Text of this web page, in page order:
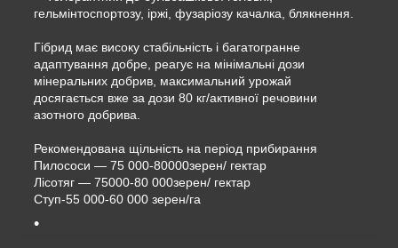
гельмінтоспортозу, іржі, фузаріозу качалка, блякнення.
Гібрид має високу стабільність і багатогранне
адаптування добре, реагує на мінімальні дози
мінеральних добрив, максимальний урожай
досягається вже за дози 80 кг/активної речовини
азотного добрива.
Рекомендована щільність на період прибирання
Пилососи — 75 000-80000зерен/ гектар
Лісотяг — 75000-80 000зерен/ гектар
Ступ-55 000-60 000 зерен/га